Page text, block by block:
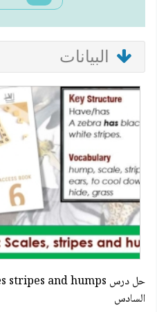
البيانات
السادس